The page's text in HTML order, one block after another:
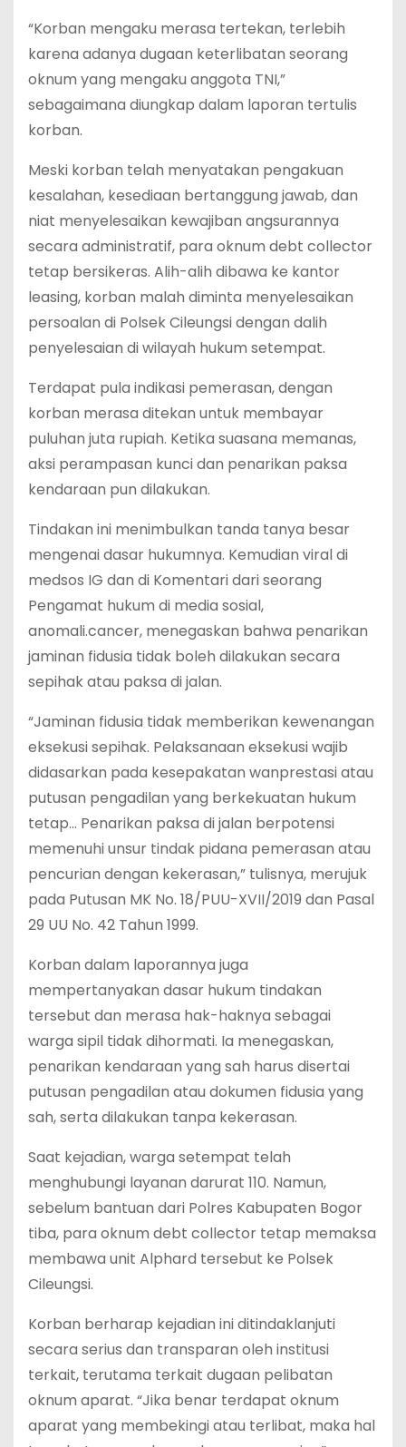
‎“Korban mengaku merasa tertekan, terlebih
karena adanya dugaan keterlibatan seorang
oknum yang mengaku anggota TNI,”
sebagaimana diungkap dalam laporan tertulis
korban.
‎Meski korban telah menyatakan pengakuan
kesalahan, kesediaan bertanggung jawab, dan
niat menyelesaikan kewajiban angsurannya
secara administratif, para oknum debt collector
tetap bersikeras. Alih-alih dibawa ke kantor
leasing, korban malah diminta menyelesaikan
persoalan di Polsek Cileungsi dengan dalih
penyelesaian di wilayah hukum setempat.
‎Terdapat pula indikasi pemerasan, dengan
korban merasa ditekan untuk membayar
puluhan juta rupiah. Ketika suasana memanas,
aksi perampasan kunci dan penarikan paksa
kendaraan pun dilakukan.
‎Tindakan ini menimbulkan tanda tanya besar
mengenai dasar hukumnya. Kemudian viral di
medsos IG dan di Komentari dari seorang
Pengamat hukum di media sosial,
anomali.cancer, menegaskan bahwa penarikan
jaminan fidusia tidak boleh dilakukan secara
sepihak atau paksa di jalan.
‎“Jaminan fidusia tidak memberikan kewenangan
eksekusi sepihak. Pelaksanaan eksekusi wajib
didasarkan pada kesepakatan wanprestasi atau
putusan pengadilan yang berkekuatan hukum
tetap… Penarikan paksa di jalan berpotensi
memenuhi unsur tindak pidana pemerasan atau
pencurian dengan kekerasan,” tulisnya, merujuk
pada Putusan MK No. 18/PUU-XVII/2019 dan Pasal
29 UU No. 42 Tahun 1999.
‎Korban dalam laporannya juga
mempertanyakan dasar hukum tindakan
tersebut dan merasa hak-haknya sebagai
warga sipil tidak dihormati. Ia menegaskan,
penarikan kendaraan yang sah harus disertai
putusan pengadilan atau dokumen fidusia yang
sah, serta dilakukan tanpa kekerasan.
‎Saat kejadian, warga setempat telah
menghubungi layanan darurat 110. Namun,
sebelum bantuan dari Polres Kabupaten Bogor
tiba, para oknum debt collector tetap memaksa
membawa unit Alphard tersebut ke Polsek
Cileungsi.
‎Korban berharap kejadian ini ditindaklanjuti
secara serius dan transparan oleh institusi
terkait, terutama terkait dugaan pelibatan
oknum aparat. “Jika benar terdapat oknum
aparat yang membekingi atau terlibat, maka hal